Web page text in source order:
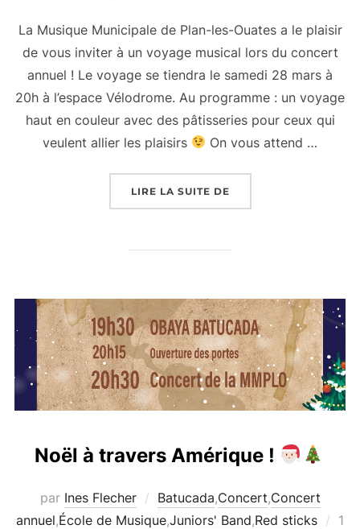
La Musique Municipale de Plan-les-Ouates a le plaisir
de vous inviter à un voyage musical lors du concert
annuel ! Le voyage se tiendra le samedi 28 mars à
20h à l’espace Vélodrome. Au programme : un voyage
haut en couleur avec des pâtisseries pour ceux qui
veulent allier les plaisirs
On vous attend …
LIRE LA SUITE DE« CONCERT ANNUEL !
Noël à travers Amérique !
par Ines Flecher Batucada,Concert,Concert
annuel,École de Musique,Juniors' Band,Red sticks
1